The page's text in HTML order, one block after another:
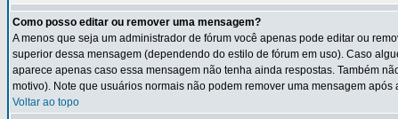
Como posso editar ou remover uma mensagem?
A menos que seja um administrador de fórum você apenas pode editar ou
superior dessa mensagem (dependendo do estilo de fórum em uso). Caso
aparece apenas caso essa mensagem não tenha ainda respostas. Também
motivo). Note que usuários normais não podem remover uma mensagem
Voltar ao topo